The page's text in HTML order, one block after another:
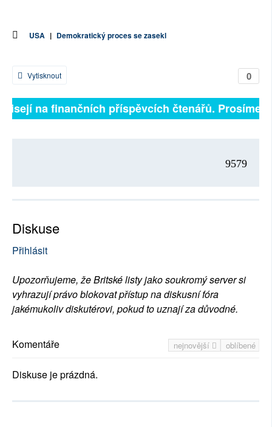
USA | Demokratický proces se zasekl
0
Vytisknout
na finančních příspěvcích čtenářů. Prosíme,
9579
Diskuse
Přihlásit
Upozorňujeme, že Britské listy jako soukromý server si
vyhrazují právo blokovat přístup na diskusní fóra
jakémukoliv diskutérovi, pokud to uznají za důvodné.
nejnovější oblíbené
Komentáře
Diskuse je prázdná.